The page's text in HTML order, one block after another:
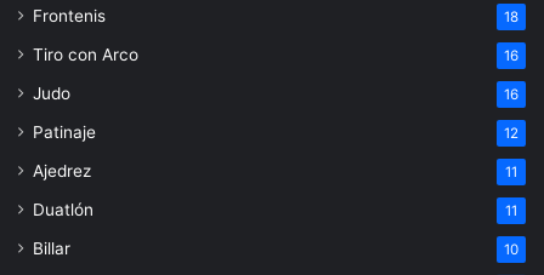
Frontenis 18
Tiro con Arco 16
Judo 16
Patinaje 12
Ajedrez 11
Duatlón 11
Billar 10